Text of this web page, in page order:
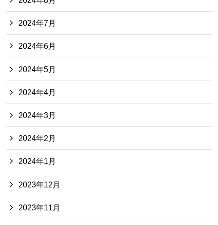
2024年7月
2024年6月
2024年5月
2024年4月
2024年3月
2024年2月
2024年1月
2023年12月
2023年11月